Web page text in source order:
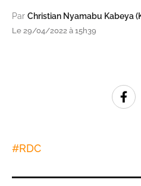
Par Christian Nyamabu Kabeya
Le 29/04/2022 à 15h39
#RDC